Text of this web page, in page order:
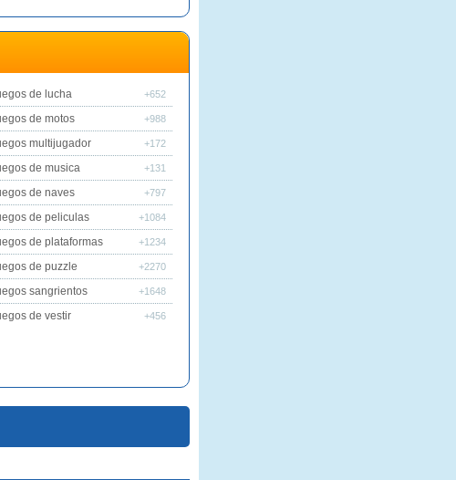
de lucha +652
de motos +988
multijugador +172
de musica +131
de naves +797
de peliculas +1084
de plataformas +1234
de puzzle +2270
sangrientos +1648
de vestir +456